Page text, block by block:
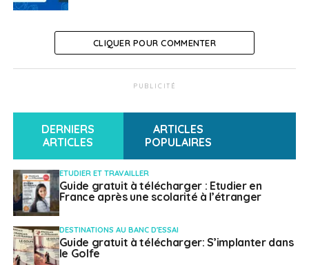
CLIQUER POUR COMMENTER
PUBLICITÉ
DERNIERS
ARTICLES
ARTICLES
POPULAIRES
ETUDIER ET TRAVAILLER
Guide gratuit à télécharger : Etudier en
France après une scolarité à l’étranger
DESTINATIONS AU BANC D'ESSAI
Guide gratuit à télécharger: S’implanter dans
le Golfe